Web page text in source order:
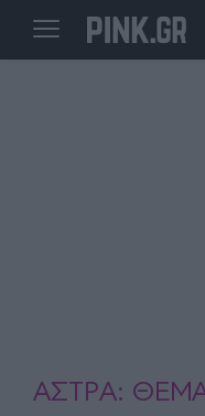
ΑΣΤΡΑ: